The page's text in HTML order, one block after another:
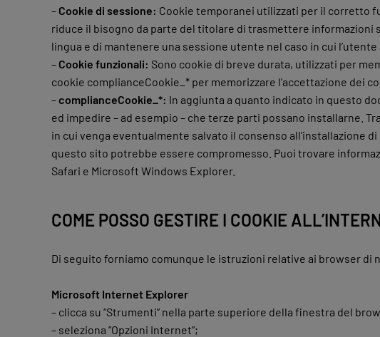
– Cookie di sessione: Cookie temporanei utilizzati per il corretto
riduce il bisogno da parte del titolare di trasmettere informazioni
lingua e di mantenere una sessione utente nel caso in cui
– Cookie funzionali: Sono cookie di breve durata, utilizzati per
cookie complianceCookie_* per memorizzare l’accettazione dei
–complianceCookie_*: In aggiunta a quanto indicato in questo
ed impedire – ad esempio – che terze parti possano installarne.
in cui venga eventualmente salvato il consenso all’installazione
questo sito potrebbe essere compromesso. Puoi trovare
Safari e Microsoft Windows Explorer.
COME POSSO GESTIRE I COOKIE
Di seguito forniamo comunque le istruzioni relative ai browser
Microsoft Internet Explorer
– clicca su “Strumenti” nella parte superiore della finestra del
– seleziona “Opzioni Internet”;